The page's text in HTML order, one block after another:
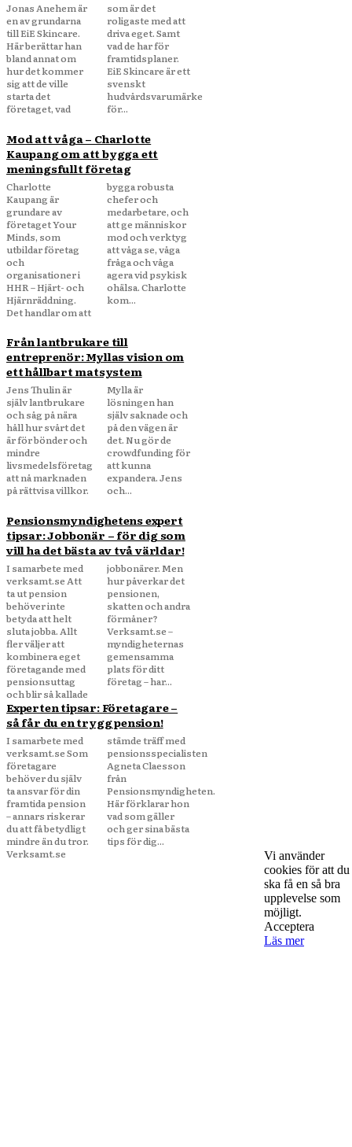
Jonas Anehem är
en av grundarna
till EiE Skincare.
Här berättar han
bland annat om
hur det kommer
sig att de ville
starta det
företaget, vad
som är det
roligaste med att
driva eget. Samt
vad de har för
framtidsplaner.
EiE Skincare är ett
svenskt
hudvårdsvarumärke
för...
Mod att våga – Charlotte
Kaupang om att bygga ett
meningsfullt företag
Charlotte
Kaupang är
grundare av
företaget Your
Minds, som
utbildar företag
och
organisationer i
HHR – Hjärt- och
Hjärnräddning.
Det handlar om att
bygga robusta
chefer och
medarbetare, och
att ge människor
mod och verktyg
att våga se, våga
fråga och våga
agera vid psykisk
ohälsa. Charlotte
kom...
Från lantbrukare till
entreprenör: Myllas vision om
ett hållbart matsystem
Jens Thulin är
själv lantbrukare
och såg på nära
håll hur svårt det
är för bönder och
mindre
livsmedelsföretag
att nå marknaden
på rättvisa villkor.
Mylla är
lösningen han
själv saknade och
på den vägen är
det. Nu gör de
crowdfunding för
att kunna
expandera. Jens
och...
Pensionsmyndighetens expert
tipsar: Jobbonär – för dig som
vill ha det bästa av två världar!
I samarbete med
verksamt.se Att
ta ut pension
behöver inte
betyda att helt
sluta jobba. Allt
fler väljer att
kombinera eget
företagande med
pensionsuttag
och blir så kallade
jobbonärer. Men
hur påverkar det
pensionen,
skatten och andra
förmåner?
Verksamt.se –
myndigheternas
gemensamma
plats för ditt
företag – har...
Experten tipsar: Företagare –
så får du en trygg pension!
I samarbete med
verksamt.se Som
företagare
behöver du själv
ta ansvar för din
framtida pension
– annars riskerar
du att få betydligt
mindre än du tror.
Verksamt.se
stämde träff med
pensionsspecialisten
Agneta Claesson
från
Pensionsmyndigheten.
Här förklarar hon
vad som gäller
och ger sina bästa
tips för dig...
Starta & Driva Företag är ett magasin som riktar sig till alla
Vi använder
cookies för att du
ska få en så bra
upplevelse som
möjligt.
Acceptera
Läs mer